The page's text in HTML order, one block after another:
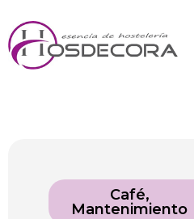
Café,
Mantenimiento